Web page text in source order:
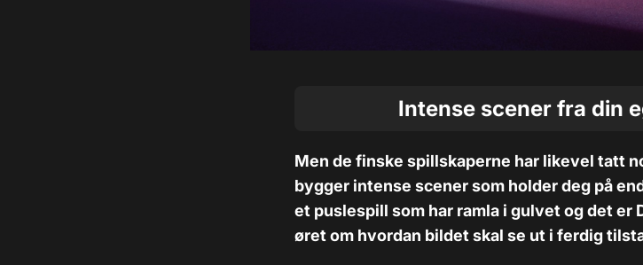
Intense scener fra din
Men de finske spillskaperne har likevel tatt
bygger intense scener som holder deg på
et puslespill som har ramla i gulvet og det er
øret om hvordan bildet skal se ut i ferdig